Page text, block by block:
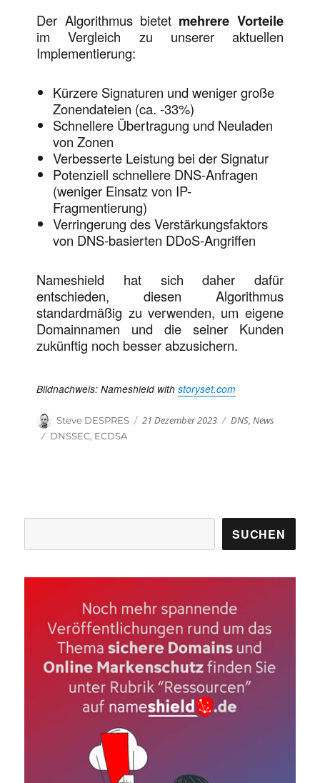
Der Algorithmus bietet mehrere Vorteile
im Vergleich zu unserer aktuellen
Implementierung:
Kürzere Signaturen und weniger große
Zonendateien (ca. -33%)
Schnellere Übertragung und Neuladen
von Zonen
Verbesserte Leistung bei der Signatur
Potenziell schnellere DNS-Anfragen
(weniger Einsatz von IP-
Fragmentierung)
Verringerung des Verstärkungsfaktors
von DNS-basierten DDoS-Angriffen
Nameshield hat sich daher dafür
entschieden, diesen Algorithmus
standardmäßig zu verwenden, um eigene
Domainnamen und die seiner Kunden
zukünftig noch besser abzusichern.
Bildnachweis: Nameshield withstoryset.com
Autor
Steve DESPRES Veröffentlicht
am
21 Dezember 2023 Kategorien
DNS,News
Schlagwörter
DNSSEC, ECDSA
SUCHEN